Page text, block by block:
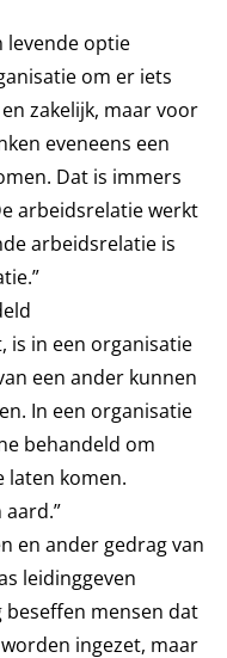
levende optie
om er iets
zakelijk, maar voor
eveneens een
Dat is immers
arbeidsrelatie werkt
arbeidsrelatie is
is in een organisatie
een ander kunnen
In een organisatie
behandeld om
laten komen.
en ander gedrag van
leidinggeven
mensen dat
ingezet, maar